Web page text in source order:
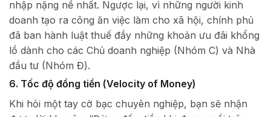
nhập nặng nề nhất. Ngược lại, vì những người kinh
doanh tạo ra công ăn việc làm cho xã hội, chính phủ
đã ban hành luật thuế đầy những khoản ưu đãi khổng
lồ dành cho các Chủ doanh nghiệp (Nhóm C) và Nhà
đầu tư (Nhóm Đ).
6. Tốc độ đồng tiền (Velocity of Money)
Khi hỏi một tay cờ bạc chuyên nghiệp, bạn sẽ nhận